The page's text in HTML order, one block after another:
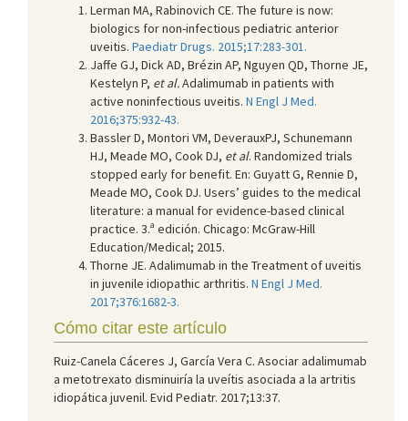
Lerman MA, Rabinovich CE. The future is now:
biologics for non-infectious pediatric anterior
uveitis. Paediatr Drugs. 2015;17:283-301.
Jaffe GJ, Dick AD, Brézin AP, Nguyen QD, Thorne JE,
Kestelyn P, et al.Adalimumab in patients with
active noninfectious uveitis. N Engl J Med.
2016;375:932-43.
Bassler D, Montori VM, DeverauxPJ, Schunemann
HJ, Meade MO, Cook DJ, et al. Randomized trials
stopped early for benefit. En: Guyatt G, Rennie D,
Meade MO, Cook DJ. Users’ guides to the medical
literature: a manual for evidence-based clinical
practice. 3.ª edición. Chicago: McGraw-Hill
Education/Medical; 2015.
Thorne JE. Adalimumab in the Treatment of uveitis
in juvenile idiopathic arthritis. N Engl J Med.
2017;376:1682-3.
Cómo citar este artículo
Ruiz-Canela Cáceres J, García Vera C. Asociar adalimumab
a metotrexato disminuiría la uveítis asociada a la artritis
idiopática juvenil. Evid Pediatr. 2017;13:37.